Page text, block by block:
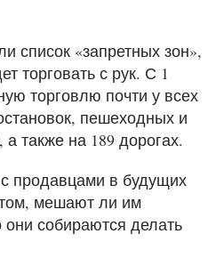
список «запретных зон»,
торговать с рук. С 1
торговлю почти у всех
пешеходных и
также на 189 дорогах.
продавцами в будущих
мешают ли им
они собираются делать